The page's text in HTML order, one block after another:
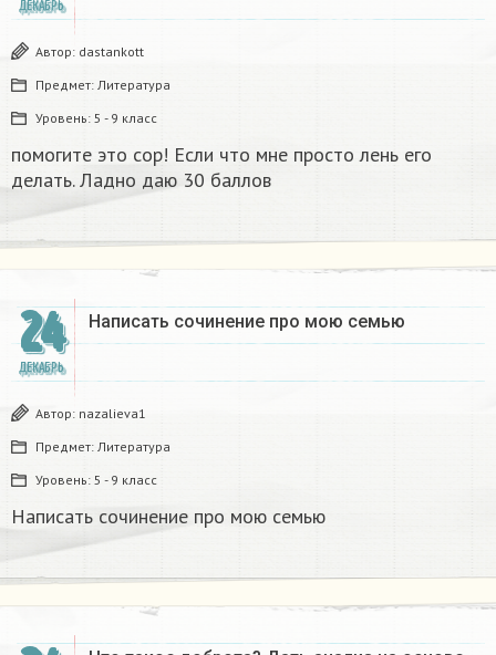
ДЕКАБРЬ
Автор: dastankott
Предмет: Литература
Уровень: 5 - 9 класс
помогите это сор! Если что мне просто лень его
делать. Ладно даю 30 баллов​
24
ДЕКАБРЬ
Написать сочинение про мою семью ​
Автор: nazalieva1
Предмет: Литература
Уровень: 5 - 9 класс
Написать сочинение про мою семью ​